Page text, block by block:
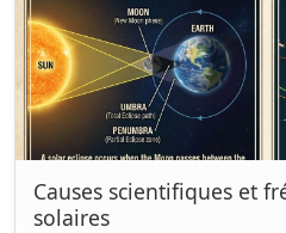
Causes scientifiques et
solaires